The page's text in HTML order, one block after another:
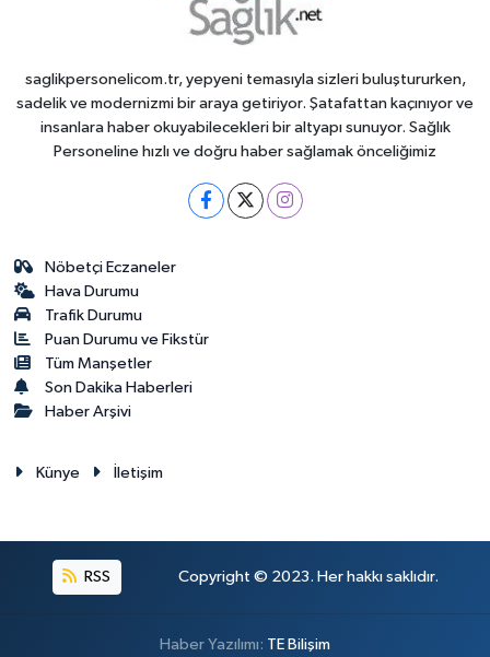
saglikpersonelicom.tr, yepyeni temasıyla sizleri buluştururken,
sadelik ve modernizmi bir araya getiriyor. Şatafattan kaçınıyor ve
insanlara haber okuyabilecekleri bir altyapı sunuyor. Sağlık
Personeline hızlı ve doğru haber sağlamak önceliğimiz
Nöbetçi Eczaneler
Hava Durumu
Trafik Durumu
Puan Durumu ve Fikstür
Tüm Manşetler
Son Dakika Haberleri
Haber Arşivi
Künye İletişim
RSS Copyright © 2023. Her hakkı saklıdır.
Haber Yazılımı: TE Bilişim